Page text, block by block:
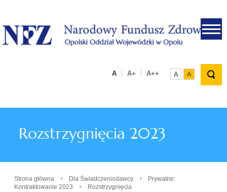
.
A A+ A++ A A
Rozstrzygnięcia 2023
Strona główna › Dla Świadczeniodawcy ›
Prywatne:
Kontraktowanie 2023
› Rozstrzygnięcia